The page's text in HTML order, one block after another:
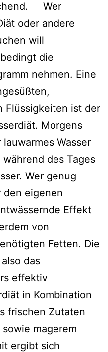
Wer
oder andere
will
die
nehmen. Eine
Flüssigkeiten ist der
Morgens
Wasser
des Tages
Wer genug
eigenen
Effekt
von
Fetten. Die
das
effektiv
in Kombination
frischen Zutaten
magerem
ergibt sich